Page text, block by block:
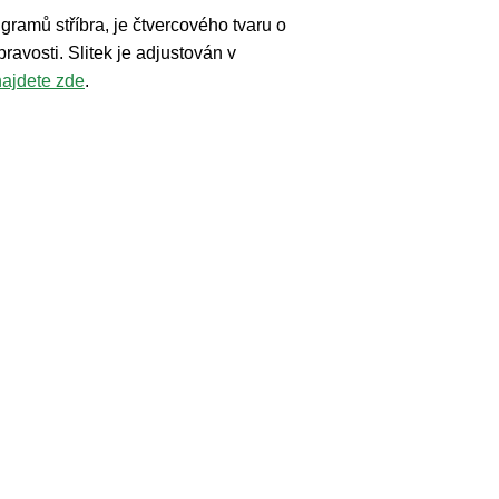
stříbra, je čtvercového tvaru o
Slitek je adjustován v
zde.